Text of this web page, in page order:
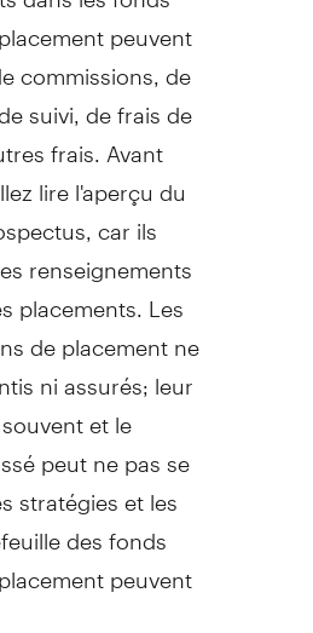
peuvent
commissions, de
suivi, de frais de
frais. Avant
lire l'aperçu du
car ils
renseignements
placements. Les
de placement ne
ni assurés; leur
et le
peut ne pas se
stratégies et les
des fonds
peuvent